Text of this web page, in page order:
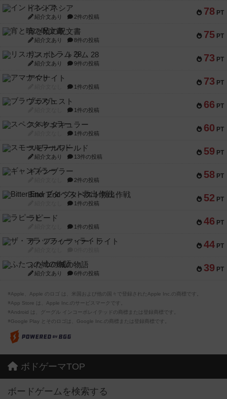
78 PT
インドネシア
紹介文あり 2件の投稿
75 PT
宵と暁の呪文書
紹介文あり 8件の投稿
73 PT
リスボン・トラム 28
紹介文あり 9件の投稿
73 PT
アマナイト
1件の投稿
66 PT
ブラヴェスト
1件の投稿
60 PT
スペクタキュラー
1件の投稿
59 PT
スモールワールド
紹介文あり 13件の投稿
58 PT
ギャンブラー
2件の投稿
52 PT
Bitter End ブタペスト救出作戦
1件の投稿
46 PT
ラピード
1件の投稿
44 PT
ザ・フラッフィー・ライト
39 PT
ふたつの城の物語
紹介文あり 6件の投稿
※Apple、Apple のロゴ は、米国および他の国々で登録されたApple Inc.の商標です。
※App Store は、Apple Inc.のサービスマークです。
※Android は、グーグル インコーポレイテッドの商標または登録商標です。
※Google Play とそのロゴは、Google Inc.の商標または登録商標です。
ボドゲーマTOP
ボードゲームを検索する